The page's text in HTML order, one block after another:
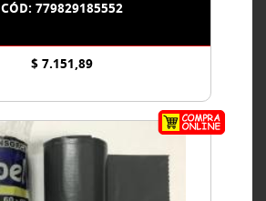
CÓD: 779829185552
$ 7.151,89